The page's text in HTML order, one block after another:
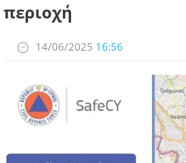
ΣΥΝΔΕΣΜΟΙ
ΠΕΡΙΣΣΟΤΕΡΑ
περιοχή
14/06/2025 16:56